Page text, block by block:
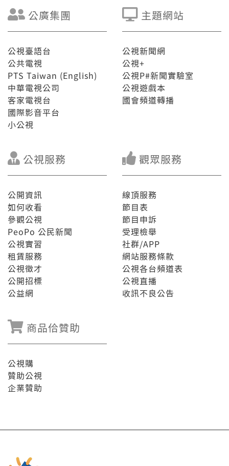
公廣集團
公視臺語台
公共電視
PTS Taiwan (English)
中華電視公司
客家電視台
國際影音平台
小公視
主題網站
公視新聞網
公視+
公視P#新聞實驗室
公視遊戲本
國會頻道轉播
公視服務
公開資訊
如何收看
參觀公視
PeoPo 公民新聞
公視實習
租賃服務
公視徵才
公開招標
公益網
觀眾服務
線頂服務
節目表
節目申訴
受理檢舉
社群/APP
網站服務條款
公視各台頻道表
公視直播
收訊不良公告
商品佮贊助
公視購
贊助公視
企業贊助